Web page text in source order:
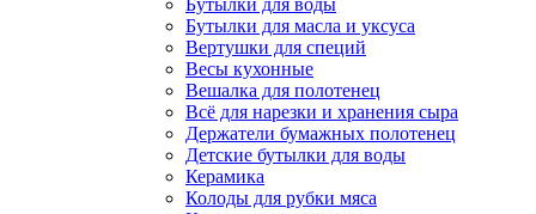
Бутылки для воды
Бутылки для масла и уксуса
Вертушки для специй
Весы кухонные
Вешалка для полотенец
Всё для нарезки и хранения сыра
Держатели бумажных полотенец
Детские бутылки для воды
Керамика
Колоды для рубки мяса